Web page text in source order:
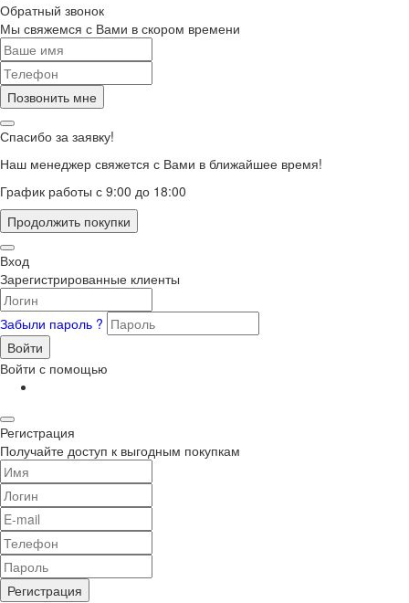
Обратный звонок
Мы свяжемся с Вами в скором времени
Позвонить мне
Спасибо за заявку!
Наш менеджер свяжется с Вами в ближайшее время!
График работы с 9:00 до 18:00
Продолжить покупки
Вход
Зарегистрированные клиенты
Забыли пароль ?
Войти
Войти с помощью
Регистрация
Получайте доступ к выгодным покупкам
Регистрация